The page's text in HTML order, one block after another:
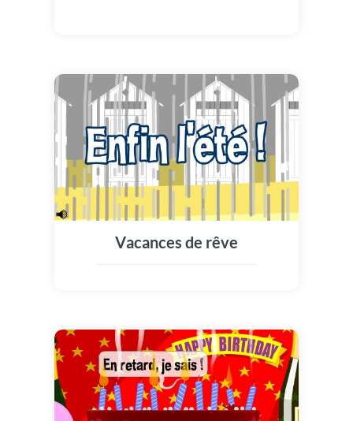
Vacances de rêve